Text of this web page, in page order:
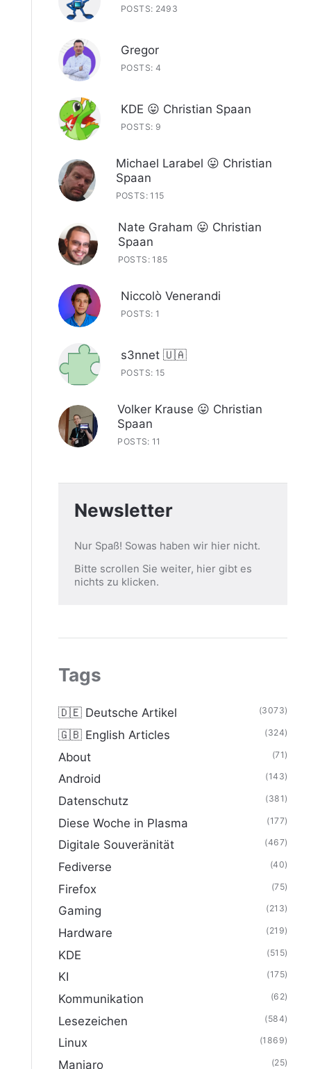
POSTS: 2493
Gregor
POSTS: 4
KDE 😛 Christian Spaan
POSTS: 9
Michael Larabel 😛 Christian
Spaan
POSTS: 115
Nate Graham 😛 Christian
Spaan
POSTS: 185
Niccolò Venerandi
POSTS: 1
s3nnet 🇺🇦
POSTS: 15
Volker Krause 😛 Christian
Spaan
POSTS: 11
Newsletter
Nur Spaß! Sowas haben wir hier nicht.
Bitte scrollen Sie weiter, hier gibt es
nichts zu klicken.
Tags
🇩🇪 Deutsche Artikel (3073)
🇬🇧 English Articles (324)
About (71)
Android (143)
Datenschutz (381)
Diese Woche in Plasma (177)
Digitale Souveränität (467)
Fediverse (40)
Firefox (75)
Gaming (213)
Hardware (219)
KDE (515)
KI (175)
Kommunikation (62)
Lesezeichen (584)
Linux (1869)
Manjaro (25)